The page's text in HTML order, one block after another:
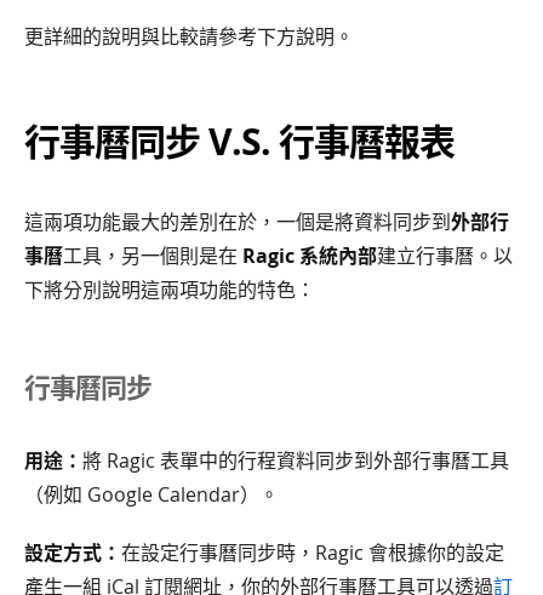
更詳細的說明與比較請參考下方說明。
行事曆同步 V.S. 行事曆報表
這兩項功能最大的差別在於，一個是將資料同步到外部行
事曆工具，另一個則是在 Ragic 系統內部建立行事曆。以
下將分別說明這兩項功能的特色：
行事曆同步
用途： 將 Ragic 表單中的行程資料同步到外部行事曆工具
（例如 Google Calendar）。
設定方式： 在設定行事曆同步時，Ragic 會根據你的設定
產生一組 iCal 訂閱網址，你的外部行事曆工具可以透過訂